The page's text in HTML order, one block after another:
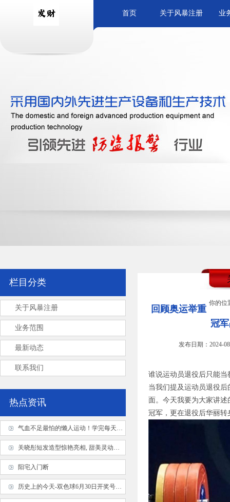
首页 关于风暴注册 业
你的位
回顾奥运举重
冠
发布日期：2024-
谁说运动员退役后只能
当我们提及运动员退役
面。今天我要为大家讲
冠军，更在退役后华丽
栏目分类
关于风暴注册
业务范围
最新动态
联系我们
热点资讯
气血不足最怕的懒人运动！学完每天活力满满
关晓彤短发造型惊艳亮相, 甜美灵动似少女, 发型变换引猜测
阳宅入门断
历史上的今天-双色球6月30日开奖号码汇总